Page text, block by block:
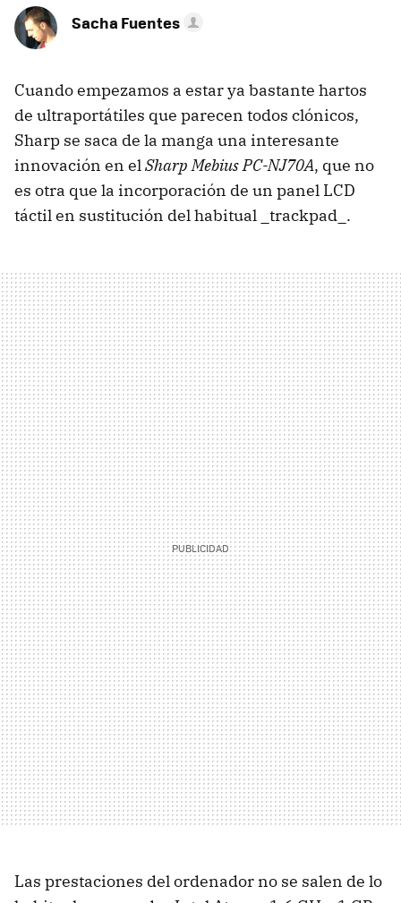
Sacha Fuentes
Cuando empezamos a estar ya bastante hartos
de ultraportátiles que parecen todos clónicos,
Sharp se saca de la manga una interesante
innovación en elSharp Mebius PC-NJ70A, que no
es otra que la incorporación de un panel LCD
táctil en sustitución del habitual _trackpad_.
Las prestaciones del ordenador no se salen de lo